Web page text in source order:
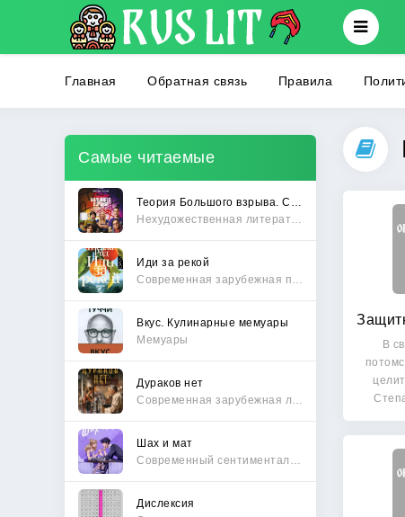
Главная Обратная связь Правила
Самые читаемые
Иди за рекой
Вкус. Кулинарные мемуары
Мемуары
Дураков нет
Шах и мат
Дислексия
В